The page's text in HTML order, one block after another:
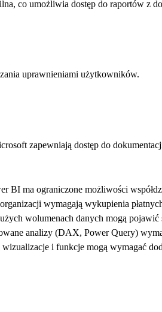
co umożliwia dostęp do raportów z
uprawnieniami użytkowników.
zapewniają dostęp do
BI ma ograniczone możliwości
wymagają wykupienia
wolumenach danych mogą
analizy (DAX, Power Query)
i funkcje mogą wymagać